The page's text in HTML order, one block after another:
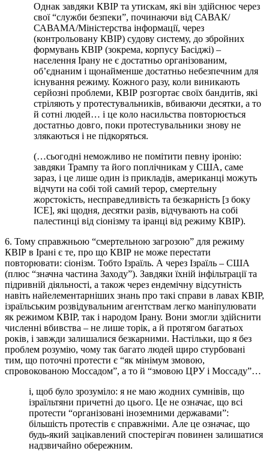
Однак завдяки КВІР та утискам, які він здійснює через
свої “служби безпеки”, починаючи від САВАК/
САВАМА/Міністерства інформації, через
(контрольовану КВІР) судову систему, до збройних
формувань КВІР (зокрема, корпусу Басіджі) –
населення Ірану не є достатньо організованим,
об’єднаним і щонайменше достатньо небезпечним для
існування режиму. Кожного разу, коли виникають
серйозні проблеми, КВІР розгортає своїх бандитів, які
стріляють у протестувальників, вбиваючи десятки, а то
й сотні людей… і це коло насильства повторюється
достатньо довго, поки протестувальники знову не
злякаються і не підкоряться.
(…сьогодні неможливо не помітити певну іронію:
завдяки Трампу та його поплічникам у США, саме
зараз, і це лише один із прикладів, американці можуть
відчути на собі той самий терор, смертельну
жорстокість, несправедливість та безкарність [з боку
ICE], які щодня, десятки разів, відчувають на собі
палестинці від сіонізму та іранці від режиму КВІР).
6. Тому справжньою “смертельною загрозою” для режиму
КВІР в Ірані є те, про що КВІР не може перестати
повторювати: сіонізм. Тобто Ізраїль. А через Ізраїль – США
(плюс “значна частина Заходу”). Завдяки їхній інфільтрації та
підривній діяльності, а також через ендемічну відсутність
навіть найелементарніших знань про такі справи в лавах КВІР,
ізраїльським розвідувальним агентствам легко маніпулювати
як режимом КВІР, так і народом Ірану. Вони змогли здійснити
численні вбивства – не лише торік, а й протягом багатьох
років, і завжди залишалися безкарними. Настільки, що я без
проблем розумію, чому так багато людей щиро стурбовані
тим, що поточні протести є “як мінімум змовою,
спровокованою Моссадом”, а то й “змовою ЦРУ і Моссаду”…
і, щоб було зрозуміло: я не маю жодних сумнівів, що
ізраїльтяни причетні до цього. Це не означає, що всі
протести “організовані іноземними державами”:
більшість протестів є справжніми. Але це означає, що
будь-який зацікавлений спостерігач повинен залишатися
надзвичайно обережним.